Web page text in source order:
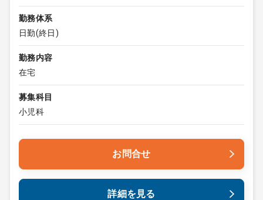
勤務体系
日勤(終日)
勤務内容
在宅
募集科目
小児科
お問合せ
詳細を見る